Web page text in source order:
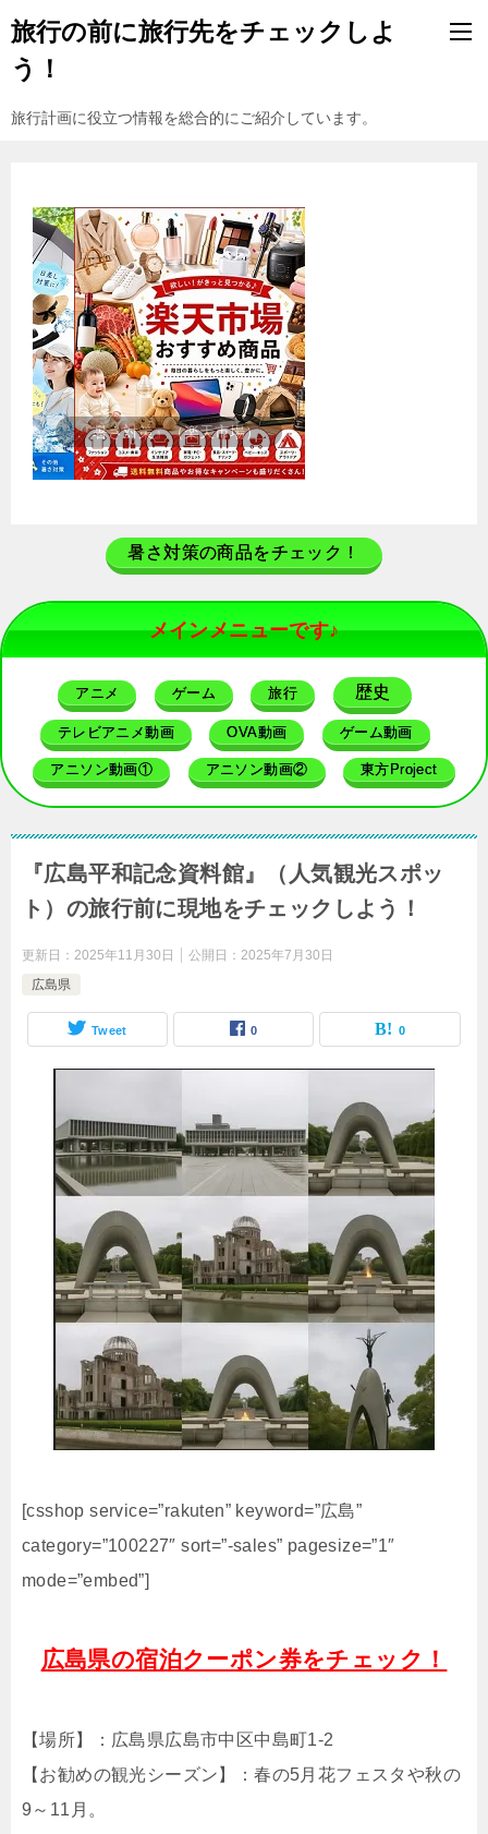
旅行の前に旅行先をチェックしよ
う！
旅行計画に役立つ情報を総合的にご紹介しています。
『楽天市場』売れ筋ランキング
暑さ対策の商品をチェック！
メインメニューです♪
アニメ ゲーム 旅行 歴史
テレビアニメ動画 OVA動画 ゲーム動画
アニソン動画① アニソン動画② 東方Project
『広島平和記念資料館』（人気観光スポッ
ト）の旅行前に現地をチェックしよう！
更新日： 2025年11月30日 公開日： 2025年7月30日
広島県
Tweet 0 0
[csshop service=”rakuten” keyword=”広島”
category=”100227″ sort=”-sales” pagesize=”1″
mode=”embed”]
広島県の宿泊クーポン券をチェック！
【場所】：広島県広島市中区中島町1-2
【お勧めの観光シーズン】：春の5月花フェスタや秋の
9～11月。